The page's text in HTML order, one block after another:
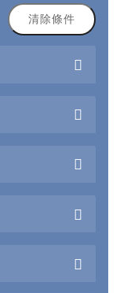
清除條件